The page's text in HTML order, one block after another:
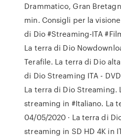
Drammatico, Gran
min. Consigli per la
di Dio #Streaming-ITA
La terra di Dio
Terafile. La terra di Dio
di Dio Streaming ITA -
La terra di Dio Streaming.
streaming in #Italiano. La
04/05/2020 · La terra di
streaming in SD HD 4K in